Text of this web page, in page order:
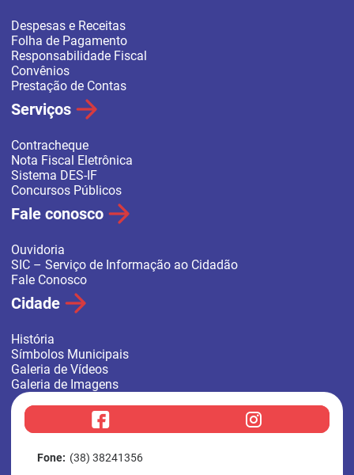
Despesas e Receitas
Folha de Pagamento
Responsabilidade Fiscal
Convênios
Prestação de Contas
Serviços
Contracheque
Nota Fiscal Eletrônica
Sistema DES-IF
Concursos Públicos
Fale conosco
Ouvidoria
SIC – Serviço de Informação ao Cidadão
Fale Conosco
Cidade
História
Símbolos Municipais
Galeria de Vídeos
Galeria de Imagens
f
a
c
b
n
s
Fone: (38) 38241356